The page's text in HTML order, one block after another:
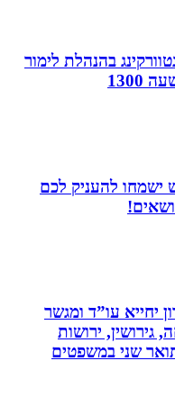
בהנהלת לימור
להעניק לכם
עו”ד ומגשר
ירושות
שני במשפטים